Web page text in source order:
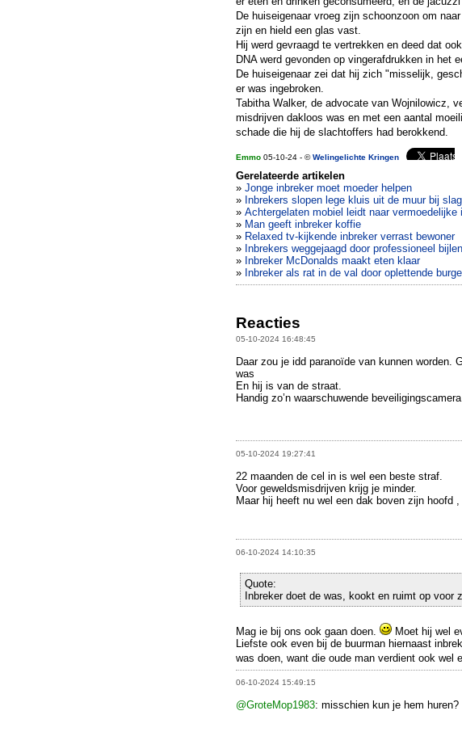
De huiseigenaar vroeg zijn schoonzoon om
zijn en hield een glas vast.
Hij werd gevraagd te vertrekken en deed dat
DNA werd gevonden op vingerafdrukken in het
De huiseigenaar zei dat hij zich "misselijk,
er was ingebroken.
Tabitha Walker, de advocate van Wojnilowicz,
misdrijven dakloos was en met een aantal
schade die hij de slachtoffers had berokkend.
Emmo 05-10-24 - ©Welingelichte Kringen
Gerelateerde artikelen
» Jonge inbreker moet moeder helpen
» Inbrekers slopen lege kluis uit de muur bij
» Achtergelaten mobiel leidt naar vermoedelijke
» Man geeft inbreker koffie
» Relaxed tv-kijkende inbreker verrast bewoner
» Inbrekers weggejaagd door professioneel
» Inbreker McDonalds maakt eten klaar
» Inbreker als rat in de val door oplettende
Reacties
05-10-2024 16:48:45
Daar zou je idd paranoïde van kunnen worden.
was
En hij is van de straat.
Handig zo’n waarschuwende beveiligingscamera
05-10-2024 19:27:41
22 maanden de cel in is wel een beste straf.
Voor geweldsmisdrijven krijg je minder.
Maar hij heeft nu wel een dak boven zijn hoofd ,
06-10-2024 14:10:35
Quote:
Inbreker doet de was, kookt en ruimt op voor
Mag ie bij ons ook gaan doen.
Moet hij wel
Liefste ook even bij de buurman hiernaast
was doen, want die oude man verdient ook wel
06-10-2024 15:49:15
@GroteMop1983: misschien kun je hem huren?